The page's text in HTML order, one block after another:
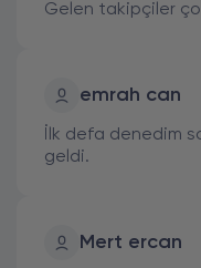
Gelen takipçiler
emrah can
İlk defa denedim
geldi.
Mert ercan